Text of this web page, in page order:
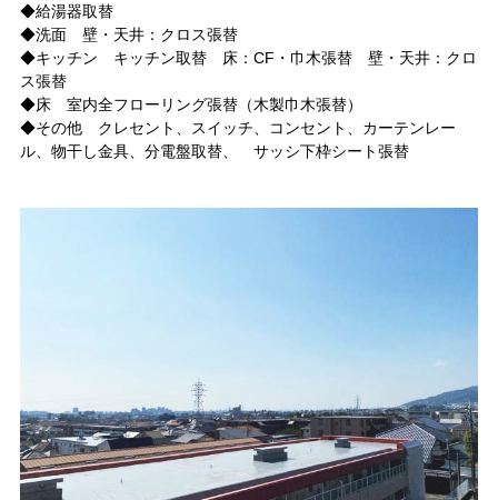
◆給湯器取替
◆洗面 壁・天井：クロス張替
◆キッチン キッチン取替 床：CF・巾木張替 壁・天井：クロ
ス張替
◆床 室内全フローリング張替（木製巾木張替）
◆その他 クレセント、スイッチ、コンセント、カーテンレー
ル、物干し金具、分電盤取替、 サッシ下枠シート張替